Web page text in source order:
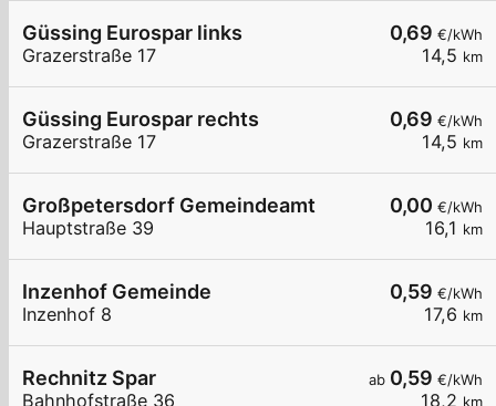
0,69 €/kWh
14,5 km
Güssing Eurospar links
Grazerstraße 17
0,69 €/kWh
14,5 km
Güssing Eurospar rechts
Grazerstraße 17
0,00 €/kWh
16,1 km
Großpetersdorf Gemeindeamt
Hauptstraße 39
0,59 €/kWh
17,6 km
Inzenhof Gemeinde
Inzenhof 8
ab 0,59 €/kWh
18,2 km
Rechnitz Spar
Bahnhofstraße 36